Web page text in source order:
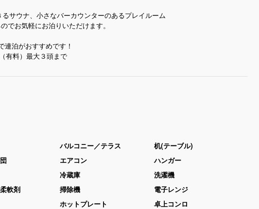
サウナ、小さなバーカウンターのあるプレイルーム
でお気軽にお泊りいただけます。
泊がおすすめです！
バルコニー／テラス
机(テーブル)
エアコン
ハンガー
冷蔵庫
洗濯機
軟剤 掃除機
電子レンジ
ホットプレート
卓上コンロ